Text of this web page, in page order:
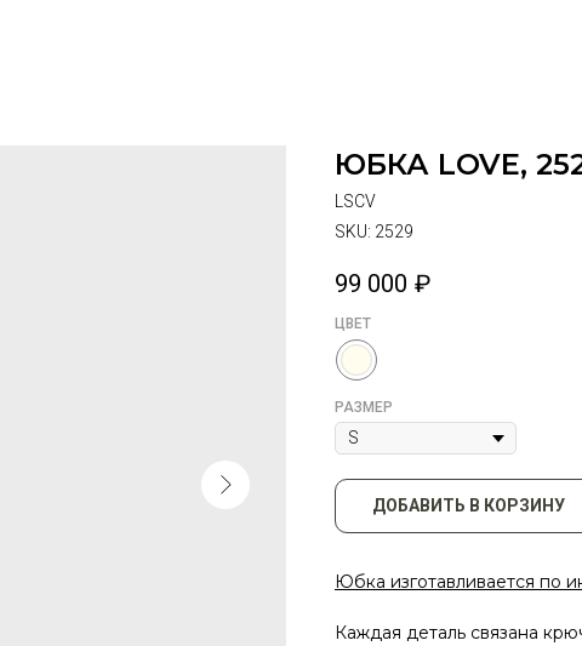
ЮБКА LOVE,
LSCV
SKU: 2529
99 000 ₽
ЦВЕТ
РАЗМЕР
ДОБАВИТЬ В КОРЗИНУ
Юбка изготавливается по
Каждая деталь связана